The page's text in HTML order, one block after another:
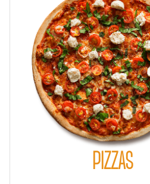
Zones de Livraison
PIZZAS